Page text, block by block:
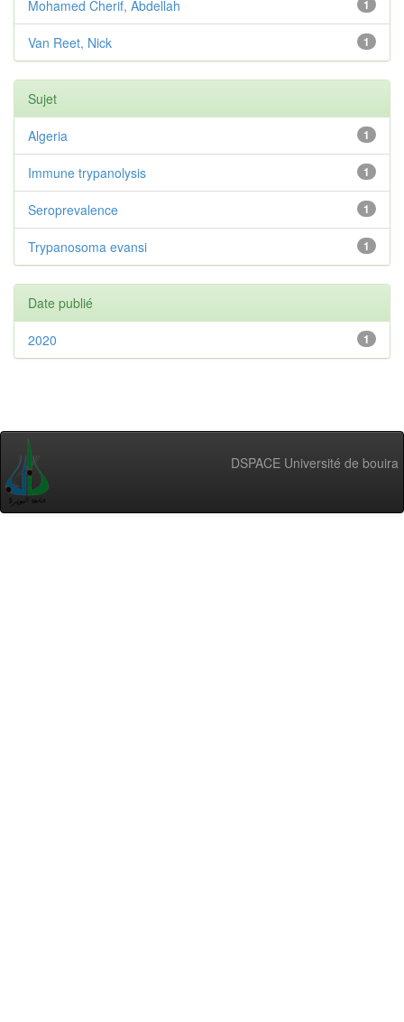
1
Mohamed Cherif, Abdellah
1
Van Reet, Nick
Sujet
1
Algeria
1
Immune trypanolysis
1
Seroprevalence
1
Trypanosoma evansi
Date publié
1
2020
DSPACE Université de bouira